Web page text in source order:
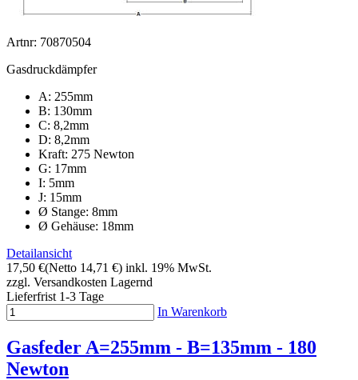
Artnr: 70870504
Gasdruckdämpfer
A: 255mm
B: 130mm
C: 8,2mm
D: 8,2mm
Kraft: 275 Newton
G: 17mm
I: 5mm
J: 15mm
Ø Stange: 8mm
Ø Gehäuse: 18mm
Detailansicht
17,50 €(Netto 14,71 €) inkl. 19% MwSt.
zzgl. Versandkosten Lagernd
Lieferfrist 1-3 Tage
In Warenkorb
Gasfeder A=255mm - B=135mm - 180
Newton